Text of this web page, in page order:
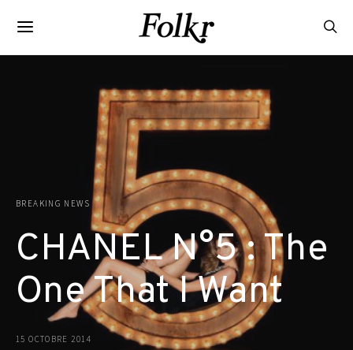
BREAKING NEWS
CHANEL N°5 : The
One That I Want
15 OCTOBRE 2014